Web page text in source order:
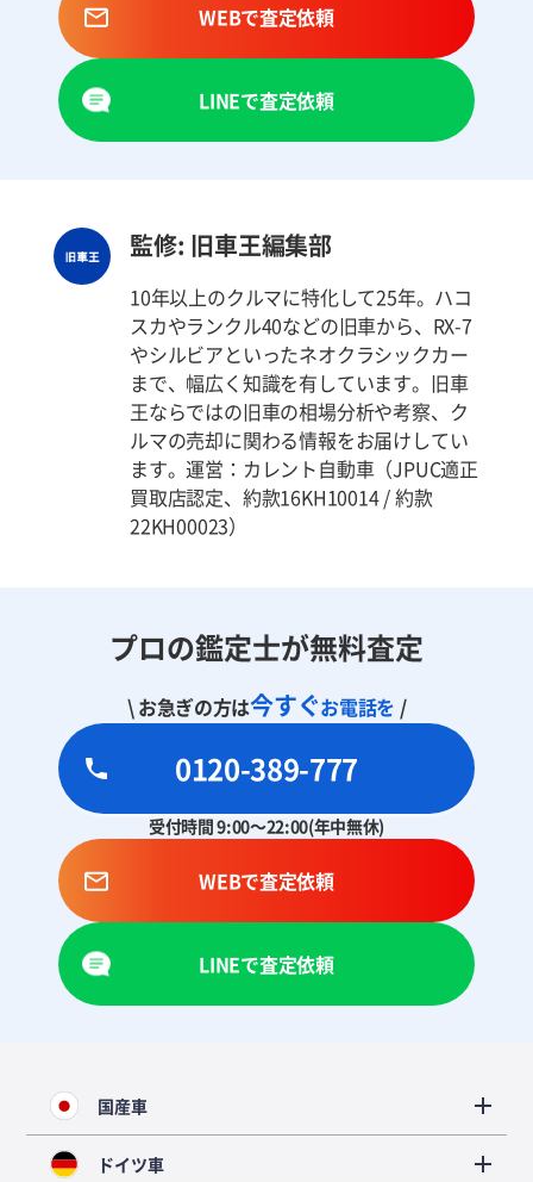
WEBで査定依頼
LINEで査定依頼
監修: 旧車王編集部
10年以上のクルマに特化して25年。ハコ
スカやランクル40などの旧車から、RX-7
やシルビアといったネオクラシックカー
まで、幅広く知識を有しています。旧車
王ならではの旧車の相場分析や考察、ク
ルマの売却に関わる情報をお届けしてい
ます。運営：カレント自動車（JPUC適正
買取店認定、約款16KH10014 / 約款
22KH00023）
プロの鑑定士が無料査定
\ お急ぎの方は今すぐお電話を /
0120-389-777
受付時間 9:00～22:00(年中無休)
WEBで査定依頼
LINEで査定依頼
国産車
ドイツ車